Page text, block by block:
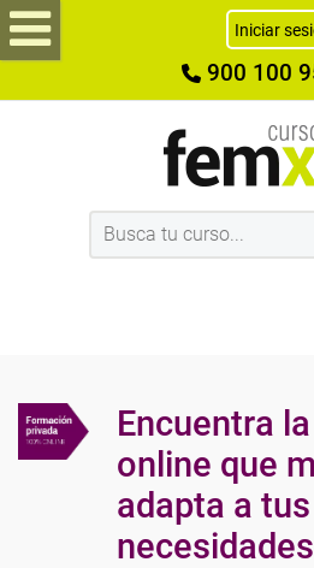
Iniciar
900 100
Encuentra
online que
adapta a tus